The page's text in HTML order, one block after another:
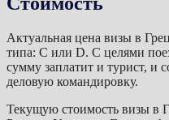
Актуальная цена визы в
типа: C или D. С целями
сумму заплатит и турист, и
деловую командировку.
Текущую стоимость визы в